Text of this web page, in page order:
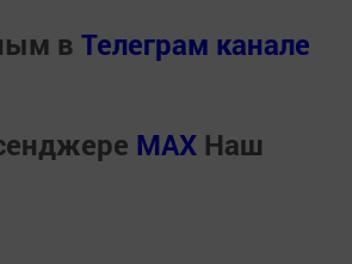
в Телеграм канале
MАХ Наш